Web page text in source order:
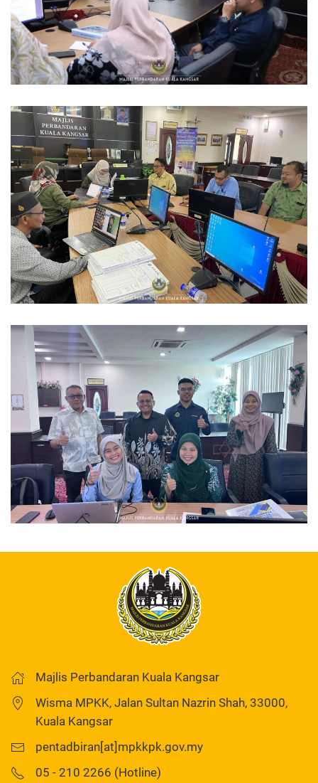
Read more
Read more
Majlis Perbandaran Kuala Kangsar
Wisma MPKK, Jalan Sultan Nazrin Shah, 33000,
Kuala Kangsar
pentadbiran[at]mpkkpk.gov.my
05 - 210 2266 (Hotline)